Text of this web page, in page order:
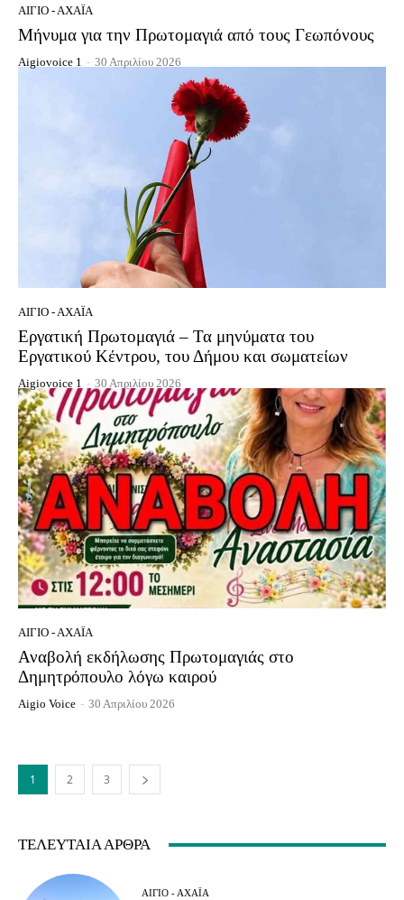
ΑΊΓΙΟ - ΑΧΑΪ́Α
Μήνυμα για την Πρωτομαγιά από τους Γεωπόνους
Aigiovoice 1 - 30 Απριλίου 2026
ΑΊΓΙΟ - ΑΧΑΪ́Α
Εργατική Πρωτομαγιά – Τα μηνύματα του
Εργατικού Κέντρου, του Δήμου και σωματείων
Aigiovoice 1 - 30 Απριλίου 2026
ΑΊΓΙΟ - ΑΧΑΪ́Α
Αναβολή εκδήλωσης Πρωτομαγιάς στο
Δημητρόπουλο λόγω καιρού
Aigio Voice - 30 Απριλίου 2026
1 2 3
ΤΕΛΕΥΤΑΊΑ ΆΡΘΡΑ
ΑΊΓΙΟ - ΑΧΑΪ́Α